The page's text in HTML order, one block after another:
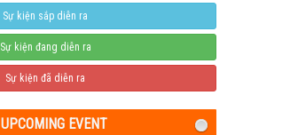
Sự kiện sắp diễn ra
Sự kiện đang diễn ra
Sự kiện đã diễn ra
UPCOMING EVENT